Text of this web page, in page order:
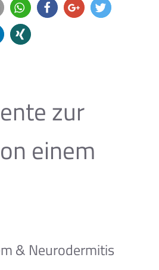
teilen
zur
einem
& Neurodermitis